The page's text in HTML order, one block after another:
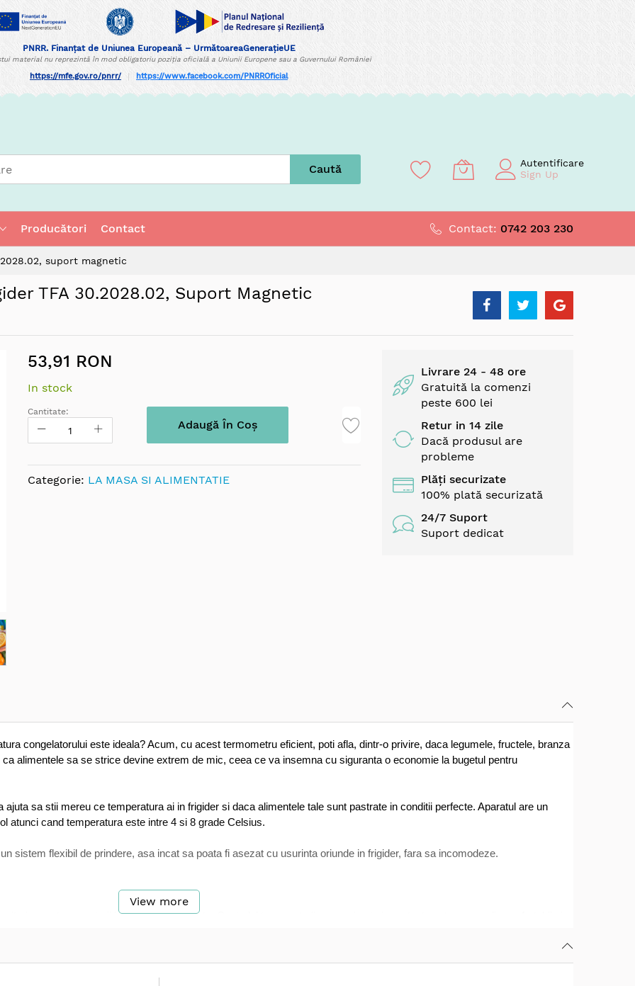
PNRR. Finanțat de Uniunea Europeană – UrmătoareaGenerațieUE
material nu reprezintă în mod obligatoriu poziția oficială a Uniunii Europene sau a Guvernului României
https://mfe.gov.ro/pnrr/ https://www.facebook.com/PNRROficial
Caută
Autentificare
Sign Up
Producători Contact Contact: 0742 203 230
suport magnetic
TFA 30.2028.02, Suport Magnetic
53,91 RON
In stock
Cantitate:
Adaugă În Coș
Categorie: LA MASA SI ALIMENTATIE
Livrare 24 - 48 ore
Gratuită la comenzi
peste 600 lei
Retur in 14 zile
Dacă produsul are
probleme
Plăți securizate
100% plată securizată
24/7 Suport
Suport dedicat
congelatorului este ideala? Acum, cu acest termometru eficient, poti afla, dintr-o privire, daca legumele, fructele, branza
alimentele sa se strice devine extrem de mic, ceea ce va insemna cu siguranta o economie la bugetul pentru
sa stii mereu ce temperatura ai in frigider si daca alimentele tale sunt pastrate in conditii perfecte. Aparatul are un
atunci cand temperatura este intre 4 si 8 grade Celsius.
sistem flexibil de prindere, asa incat sa poata fi asezat cu usurinta oriunde in frigider, fara sa incomodeze.
temperaturii interioare din locuinta. Controlul temperaturii camerei este important pentru un mediu confortabil si
View more